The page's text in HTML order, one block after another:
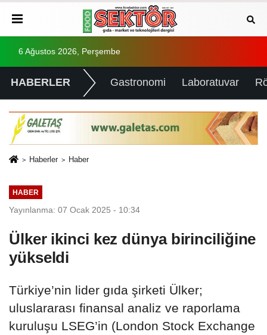
6 Ağustos 2026, Perşembe
HABERLER Gastronomi Laboratuvar
Haberler Haber
HABER
Yayınlanma: 07 Ocak 2025 - 10:34
Ülker ikinci kez dünya birinciliğine
yükseldi
Türkiye’nin lider gıda şirketi Ülker;
uluslararası finansal analiz ve raporlama
kuruluşu LSEG’in (London Stock Exchange